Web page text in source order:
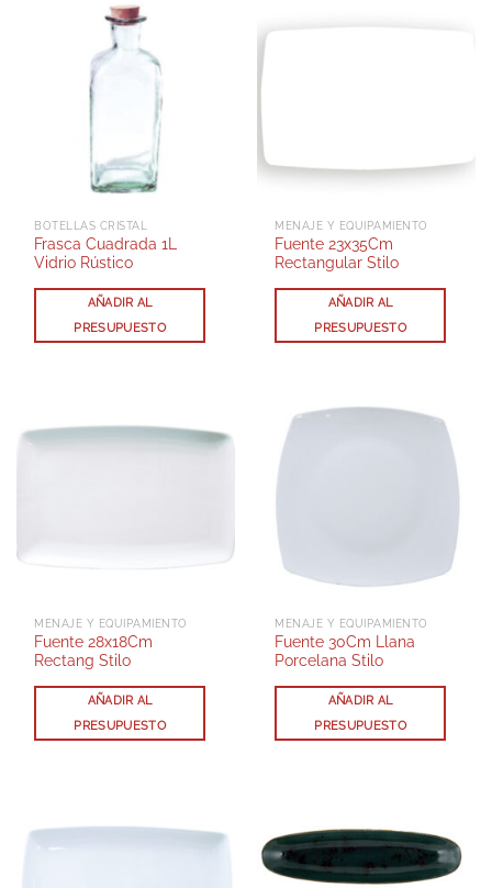
BOTELLAS CRISTAL
Frasca Cuadrada 1L
Vidrio Rústico
AÑADIR AL
PRESUPUESTO
MENAJE Y EQUIPAMIENTO
Fuente 23x35Cm
Rectangular Stilo
AÑADIR AL
PRESUPUESTO
MENAJE Y EQUIPAMIENTO
Fuente 28x18Cm
Rectang Stilo
AÑADIR AL
PRESUPUESTO
MENAJE Y EQUIPAMIENTO
Fuente 30Cm Llana
Porcelana Stilo
AÑADIR AL
PRESUPUESTO